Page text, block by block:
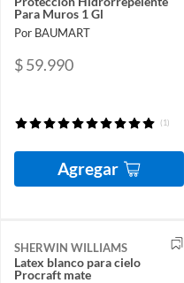
Para Muros 1 Gl
Por BAUMART
$ 59.990
(1)
Agregar
SHERWIN WILLIAMS
Latex blanco para cielo
Procraft mate